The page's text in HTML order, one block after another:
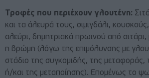
Τροφές που περιέχουν γλουτένη:
και τα άλευρά τους, σιμιγδάλι,
αλεύρι, δημητριακά πρωινού από σιτάρι,
η βρώμη (λόγω της επιμόλυνσης με
στάδιο της συγκομιδής, της μεταφοράς,
ή/και της μεταποίησης). Επομένως το